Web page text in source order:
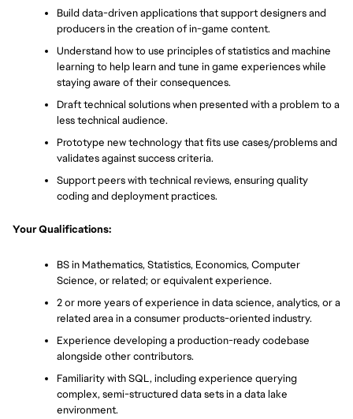
Build data-driven applications that support designers and
producers in the creation of in-game content.
Understand how to use principles of statistics and machine
learning to help learn and tune in game experiences while
staying aware of their consequences.
Draft technical solutions when presented with a problem to a
less technical audience.
Prototype new technology that fits use cases/problems and
validates against success criteria.
Support peers with technical reviews, ensuring quality
coding and deployment practices.
Your Qualifications:
BS in Mathematics, Statistics, Economics, Computer
Science, or related; or equivalent experience.
2 or more years of experience in data science, analytics, or a
related area in a consumer products-oriented industry.
Experience developing a production-ready codebase
alongside other contributors.
Familiarity with SQL, including experience querying
complex, semi-structured data sets in a data lake
environment.